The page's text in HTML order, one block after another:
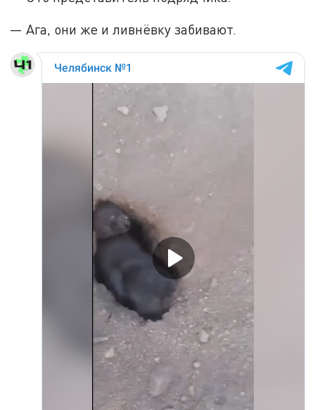
— Ага, они же и ливнёвку забивают.